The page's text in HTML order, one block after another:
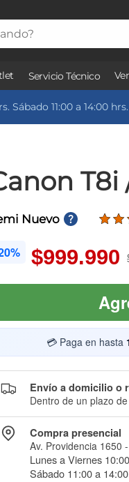
Servicio Técnico
Sábado 11:00 a 14:00 hrs.
Nuevo
$999.990
💳 Paga en hasta
Envío a domicilio o
Dentro de un plazo
Compra presencial
Av. Providencia 1650
Lunes a Viernes
Sábado 11:00 a